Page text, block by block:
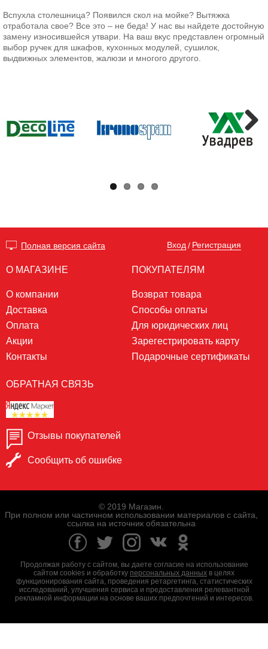
Вспухла столешница? Появился скол на мойке? Вытяжка
отработала свое? Все это – не беда! У нас вы найдете достойную
замену износившейся утвари. На ваш вкус представлен огромный
выбор ручек для шкафов, кухонных модулей, сушилок,
выдвижных элементов, жалюзи и многого другого.
Next
Полная версия сайта Вход / Регистрация
О МАГАЗИНЕ
О компании
Доставка
Оплата
Акции
Контакты
ПОКУПАТЕЛЯМ
Возврат товара
Способы оплаты
Для юридических лиц
Зарегестрировать карту
Подарочные сертификаты
ОБРАТНАЯ СВЯЗЬ
Отзывы покупателей
Сообщить об ошибке
© 2019 Магазин.
При полном или частичном использовании материалов с сайта,
ссылка на источник обязательна
Продолжая работу с сайтом, вы даете согласие на использование
сайтом cookies и обработку персональных данных в целях
функционирования сайта, проведения ретаргетинга, статистических
исследований, улучшения сервиса и предоставления релевантной
рекламной информации на основе ваших предпочтений и интересов.